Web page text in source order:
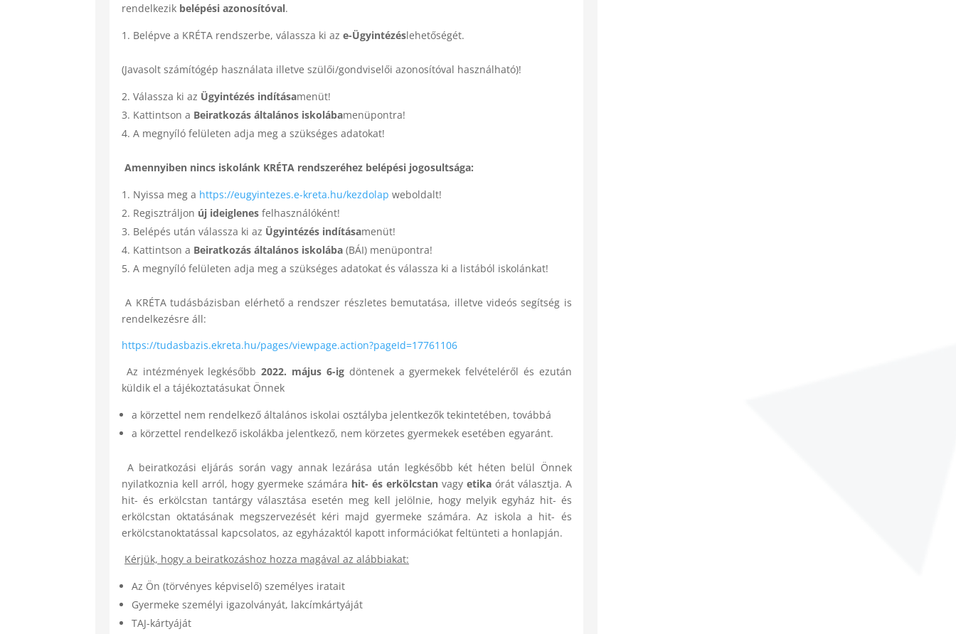
rendelkezik belépési azonosítóval.
Belépve a KRÉTA rendszerbe, válassza ki aze-Ügyintézéslehetőségét.
(Javasolt számítógép használata illetve szülői/gondviselői azonosítóval használható)!
Válassza ki az Ügyintézés indításamenüt!
Kattintson a Beiratkozás általános iskolábamenüpontra!
A megnyíló felületen adja meg a szükséges adatokat!
Amennyiben nincs iskolánk KRÉTA rendszeréhez belépési jogosultsága:
Nyissa meg a https://eugyintezes.e-kreta.hu/kezdolap weboldalt!
Regisztráljon új ideiglenes felhasználóként!
Belépés után válassza ki az Ügyintézés indításamenüt!
Kattintson a Beiratkozás általános iskolába(BÁI) menüpontra!
A megnyíló felületen adja meg a szükséges adatokat és válassza ki a listából iskolánkat!
A KRÉTA tudásbázisban elérhető a rendszer részletes bemutatása, illetve videós segítség is
rendelkezésre áll:
https://tudasbazis.ekreta.hu/pages/viewpage.action?pageId=17761106
Az intézmények legkésőbb2022. május 6-igdöntenek a gyermekek felvételéről és ezután
küldik el a tájékoztatásukat Önnek
a körzettel nem rendelkező általános iskolai osztályba jelentkezők tekintetében, továbbá
a körzettel rendelkező iskolákba jelentkező, nem körzetes gyermekek esetében egyaránt.
A beiratkozási eljárás során vagy annak lezárása után legkésőbb két héten belül Önnek
nyilatkoznia kell arról, hogy gyermeke számára hit- és erkölcstan vagy etikaórát választja. A
hit- és erkölcstan tantárgy választása esetén meg kell jelölnie, hogy melyik egyház hit- és
erkölcstan oktatásának megszervezését kéri majd gyermeke számára. Az iskola a hit- és
erkölcstanoktatással kapcsolatos, az egyházaktól kapott információkat feltünteti a honlapján.
Kérjük, hogy a beiratkozáshoz hozza magával az alábbiakat:
Az Ön (törvényes képviselő) személyes iratait
Gyermeke személyi igazolványát, lakcímkártyáját
TAJ-kártyáját